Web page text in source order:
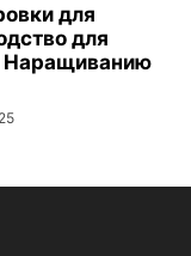
для
для